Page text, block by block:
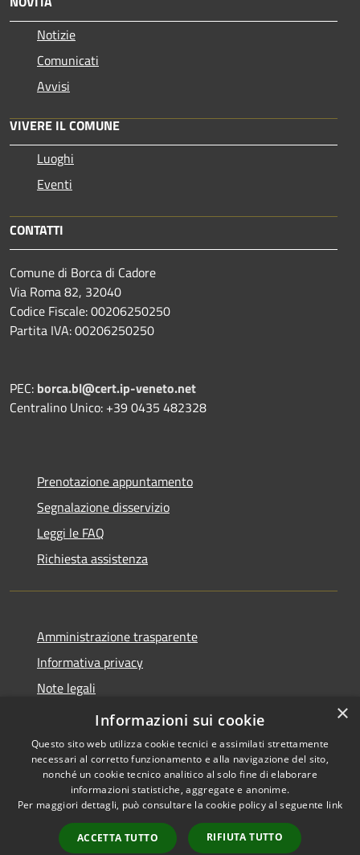
Notizie
Comunicati
Avvisi
VIVERE IL COMUNE
Luoghi
Eventi
CONTATTI
Comune di Borca di Cadore
Via Roma 82, 32040
Codice Fiscale: 00206250250
Partita IVA: 00206250250
PEC: borca.bl@cert.ip-veneto.net
Centralino Unico: +39 0435 482328
Prenotazione appuntamento
Segnalazione disservizio
Leggi le FAQ
Richiesta assistenza
Amministrazione trasparente
Informativa privacy
Note legali
Dichiarazione di accessibilità
Accessibilità
Copyright © 2026 • Comune di
Borca di Cadore • Powered by
Municipium•
Accesso
×
Informazioni sui cookie
Questo sito web utilizza cookie tecnici e assimilati strettamente
necessari al corretto funzionamento e alla navigazione del sito,
nonché un cookie tecnico analitico al solo fine di elaborare
informazioni statistiche, aggregate e anonime.
Per maggiori dettagli, può consultare la cookie policy al seguente link
ACCETTA TUTTO RIFIUTA TUTTO